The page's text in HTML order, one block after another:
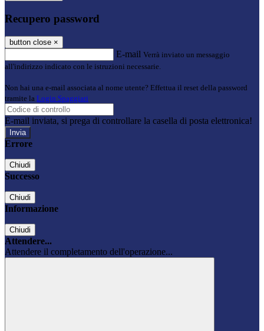
Recupero password
button close ×
E-mail Verrà inviato un messaggio
all'indirizzo indicato con le istruzioni necessarie.
Non hai una e-mail associata al nome utente? Effettua il reset della password
tramite la Login Spaggiari
E-mail inviata, si prega di controllare la casella di posta elettronica!
Errore
Chiudi
Successo
Chiudi
Informazione
Chiudi
Attendere...
Attendere il completamento dell'operazione...